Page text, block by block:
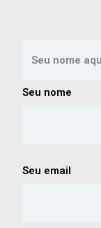
Seu nome
Seu email